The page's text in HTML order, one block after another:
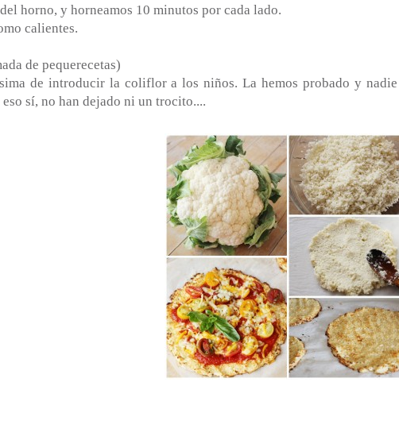
horno, y horneamos 10 minutos por cada lado.
calientes.
de pequerecetas)
de introducir la coliflor a los niños. La hemos probado y
sí, no han dejado ni un trocito....